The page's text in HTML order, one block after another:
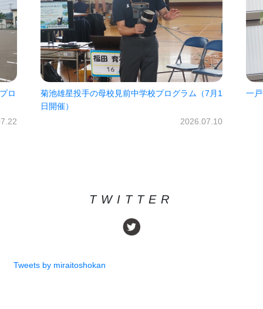
（7月1
一戸中未来パスポート2026!!
TWITTER
Tweets by miraitoshokan